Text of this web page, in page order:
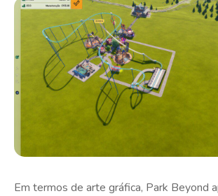
Em termos de arte gráfica, Park Beyond